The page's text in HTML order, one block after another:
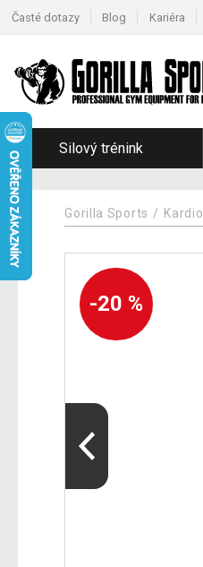
Časté dotazy Blog Kariéra
Silový trénink
Gorilla Sports Kardio
-20 %